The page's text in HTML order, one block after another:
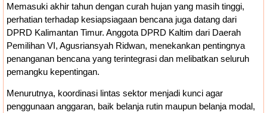
Memasuki akhir tahun dengan curah hujan yang masih tinggi,
perhatian terhadap kesiapsiagaan bencana juga datang dari
DPRD Kalimantan Timur. Anggota DPRD Kaltim dari Daerah
Pemilihan VI, Agusriansyah Ridwan, menekankan pentingnya
penanganan bencana yang terintegrasi dan melibatkan seluruh
pemangku kepentingan.
Menurutnya, koordinasi lintas sektor menjadi kunci agar
penggunaan anggaran, baik belanja rutin maupun belanja modal,